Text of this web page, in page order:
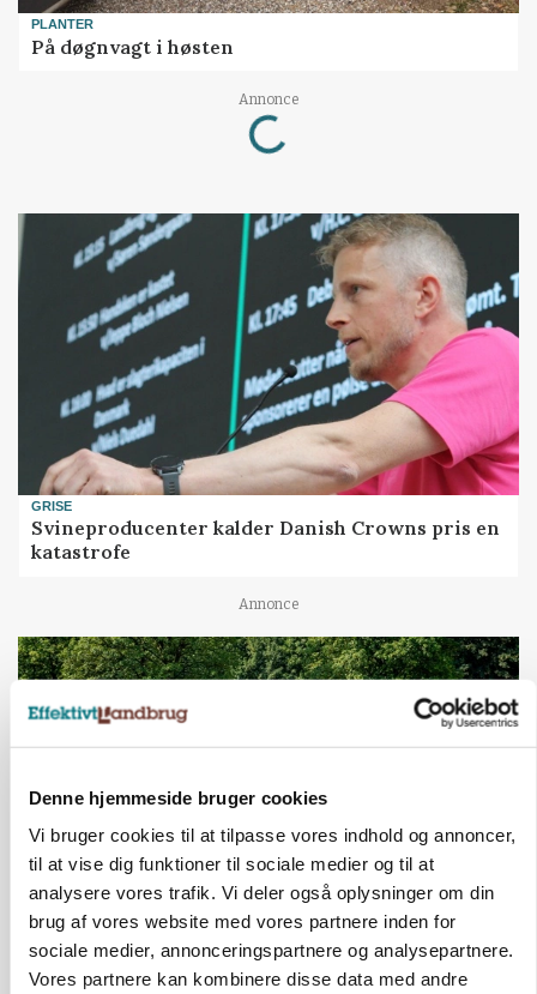
Denne hjemmeside bruger cookies
Vi bruger cookies til at tilpasse vores indhold og annoncer,
til at vise dig funktioner til sociale medier og til at
analysere vores trafik. Vi deler også oplysninger om din
brug af vores website med vores partnere inden for
sociale medier, annonceringspartnere og analysepartnere.
Vores partnere kan kombinere disse data med andre
PLANTER
På døgnvagt i høsten
Annonce
Loading...
GRISE
Svineproducenter kalder Danish Crowns pris en
katastrofe
Annonce
MASKINER
Forserie til selvkørende skårlægger afprøves i år